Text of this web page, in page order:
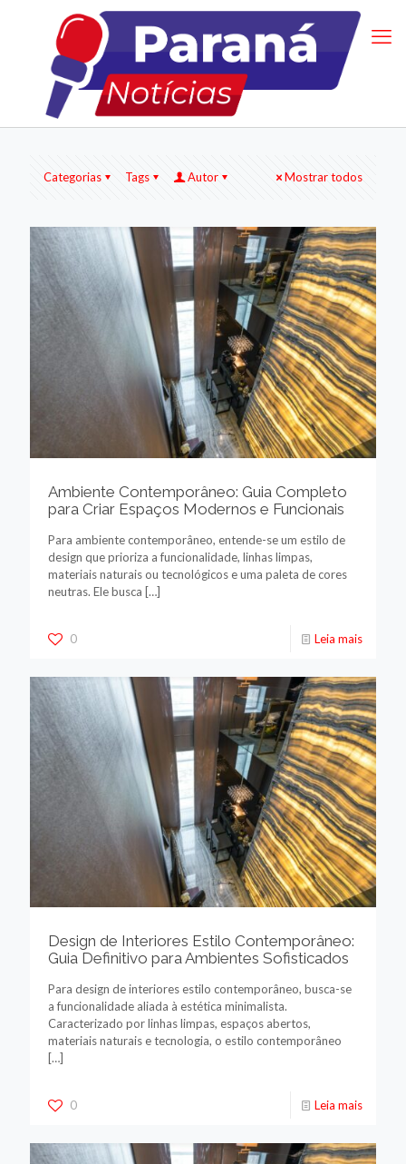
Categorias Tags Autor Mostrar todos
Ambiente Contemporâneo: Guia Completo
para Criar Espaços Modernos e Funcionais
Para ambiente contemporâneo, entende-se um estilo de
design que prioriza a funcionalidade, linhas limpas,
materiais naturais ou tecnológicos e uma paleta de cores
neutras. Ele busca […]
0 Leia mais
Design de Interiores Estilo Contemporâneo:
Guia Definitivo para Ambientes Sofisticados
Para design de interiores estilo contemporâneo, busca-se
a funcionalidade aliada à estética minimalista.
Caracterizado por linhas limpas, espaços abertos,
materiais naturais e tecnologia, o estilo contemporâneo
[…]
0 Leia mais